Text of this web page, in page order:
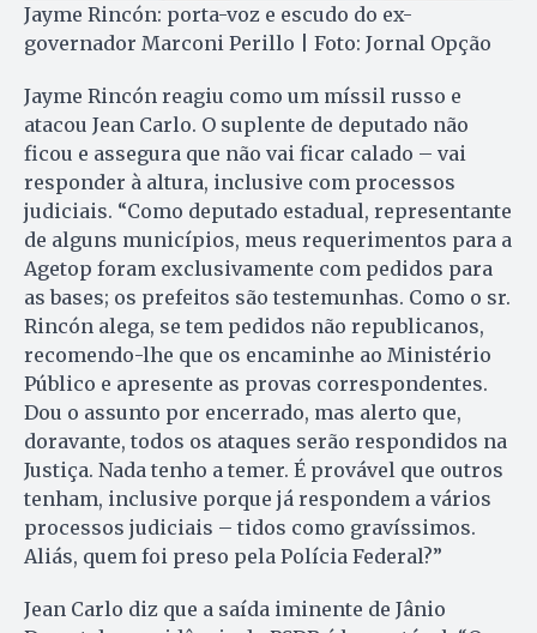
Jayme Rincón: porta-voz e escudo do ex-
governador Marconi Perillo | Foto: Jornal Opção
Jayme Rincón reagiu como um míssil russo e
atacou Jean Carlo. O suplente de deputado não
ficou e assegura que não vai ficar calado – vai
responder à altura, inclusive com processos
judiciais. “Como deputado estadual, representante
de alguns municípios, meus requerimentos para a
Agetop foram exclusivamente com pedidos para
as bases; os prefeitos são testemunhas. Como o sr.
Rincón alega, se tem pedidos não republicanos,
recomendo-lhe que os encaminhe ao Ministério
Público e apresente as provas correspondentes.
Dou o assunto por encerrado, mas alerto que,
doravante, todos os ataques serão respondidos na
Justiça. Nada tenho a temer. É provável que outros
tenham, inclusive porque já respondem a vários
processos judiciais – tidos como gravíssimos.
Aliás, quem foi preso pela Polícia Federal?”
Jean Carlo diz que a saída iminente de Jânio